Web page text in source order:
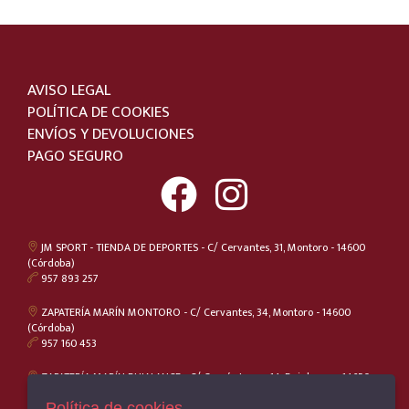
41
41.5
42
43-44
44
44.5
45
45.5
46
Vans
PUMA
RIPOSELLA
DANIELA VEGA
CONVERSE
GIKO
MUNICH
FLUCHOS
CARMELA
SNIPE
AVISO LEGAL
POLÍTICA DE COOKIES
ENVÍOS Y DEVOLUCIONES
PAGO SEGURO
JM SPORT - TIENDA DE DEPORTES - C/ Cervantes, 31, Montoro - 14600
(Córdoba)
957 893 257
ZAPATERÍA MARÍN MONTORO - C/ Cervantes, 34, Montoro - 14600
(Córdoba)
957 160 453
ZAPATERÍA MARÍN BUJALANCE - C/ García Lorca, 14, Bujalance - 14650